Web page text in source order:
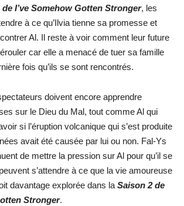
de I’ve Somehow Gotten Stronger, les
à ce qu’Ilvia tienne sa promesse et
Al. Il reste à voir comment leur future
car elle a menacé de tuer sa famille
fois qu’ils se sont rencontrés.
doivent encore apprendre
sur le Dieu du Mal, tout comme Al qui
si l’éruption volcanique qui s’est produite
avait été causée par lui ou non. Fal-Ys
de mettre la pression sur Al pour qu’il se
s’attendre à ce que la vie amoureuse
davantage explorée dans la Saison 2 de
Stronger.